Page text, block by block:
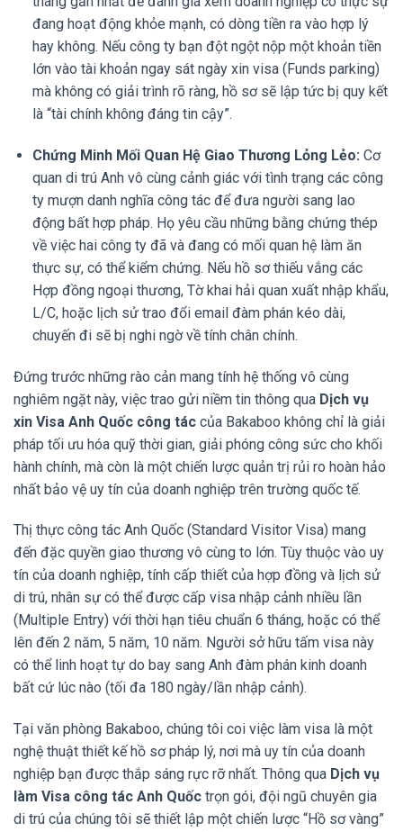
đang hoạt động khỏe mạnh, có dòng tiền ra vào hợp lý
hay không. Nếu công ty bạn đột ngột nộp một khoản tiền
lớn vào tài khoản ngay sát ngày xin visa (Funds parking)
mà không có giải trình rõ ràng, hồ sơ sẽ lập tức bị quy kết
là “tài chính không đáng tin cậy”.
Chứng Minh Mối Quan Hệ Giao Thương Lỏng Lẻo: Cơ
quan di trú Anh vô cùng cảnh giác với tình trạng các công
ty mượn danh nghĩa công tác để đưa người sang lao
động bất hợp pháp. Họ yêu cầu những bằng chứng thép
về việc hai công ty đã và đang có mối quan hệ làm ăn
thực sự, có thể kiểm chứng. Nếu hồ sơ thiếu vắng các
Hợp đồng ngoại thương, Tờ khai hải quan xuất nhập khẩu,
L/C, hoặc lịch sử trao đổi email đàm phán kéo dài,
chuyến đi sẽ bị nghi ngờ về tính chân chính.
Đứng trước những rào cản mang tính hệ thống vô cùng
nghiêm ngặt này, việc trao gửi niềm tin thông qua Dịch vụ
xin Visa Anh Quốc công tác của Bakaboo không chỉ là giải
pháp tối ưu hóa quỹ thời gian, giải phóng công sức cho khối
hành chính, mà còn là một chiến lược quản trị rủi ro hoàn hảo
nhất bảo vệ uy tín của doanh nghiệp trên trường quốc tế.
Thị thực công tác Anh Quốc (Standard Visitor Visa) mang
đến đặc quyền giao thương vô cùng to lớn. Tùy thuộc vào uy
tín của doanh nghiệp, tính cấp thiết của hợp đồng và lịch sử
di trú, nhân sự có thể được cấp visa nhập cảnh nhiều lần
(Multiple Entry) với thời hạn tiêu chuẩn 6 tháng, hoặc có thể
lên đến 2 năm, 5 năm, 10 năm. Người sở hữu tấm visa này
có thể linh hoạt tự do bay sang Anh đàm phán kinh doanh
bất cứ lúc nào (tối đa 180 ngày/lần nhập cảnh).
Tại văn phòng Bakaboo, chúng tôi coi việc làm visa là một
nghệ thuật thiết kế hồ sơ pháp lý, nơi mà uy tín của doanh
nghiệp bạn được thắp sáng rực rỡ nhất. Thông qua Dịch vụ
làm Visa công tác Anh Quốc trọn gói, đội ngũ chuyên gia
di trú của chúng tôi sẽ thiết lập một chiến lược “Hồ sơ vàng”